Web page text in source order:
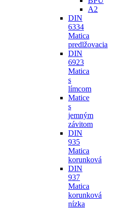
A2
DIN
6334
Matica
predlžovacia
DIN
6923
Matica
s
límcom
Matice
s
jemným
závitom
DIN
935
Matica
korunková
DIN
937
Matica
korunková
nízka